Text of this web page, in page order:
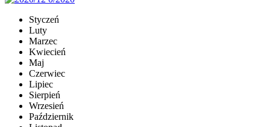
Styczeń
Luty
Marzec
Kwiecień
Maj
Czerwiec
Lipiec
Sierpień
Wrzesień
Październik